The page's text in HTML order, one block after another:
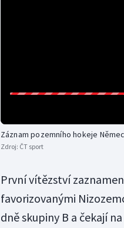
Záznam pozemního hokeje
Zdroj: ČT sport
První vítězství
favorizovanými
dně skupiny B a čekají